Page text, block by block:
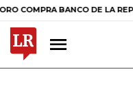
BANCO DE LA REPÚBLICA